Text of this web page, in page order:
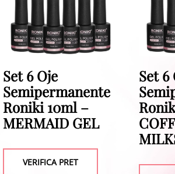
Set 6 Oje
Semipermanente
Roniki 10ml –
MERMAID GEL
VERIFICA PRET
Set 6